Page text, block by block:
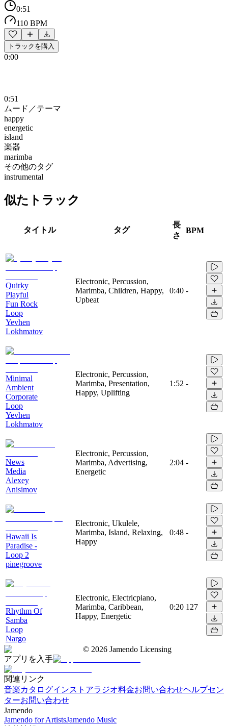
0:51
110 BPM
トラックを購入
0:00
0:51
ムード／テーマ
happy
energetic
island
楽器
marimba
その他のタグ
instrumental
似たトラック
タイトル タグ
長
さ
BPM
Quirky
Playful
Fun Rock
Loop
Yevhen
Lokhmatov
Electronic, Percussion,
Marimba, Children, Happy,
Upbeat
0:40 -
Minimal
Ambient
Corporate
Loop
Yevhen
Lokhmatov
Electronic, Percussion,
Marimba, Presentation,
Happy, Uplifting
1:52 -
News
Media
Alexey
Anisimov
Electronic, Percussion,
Marimba, Advertising,
Energetic
2:04 -
Hawaii Is
Paradise -
Loop 2
pinegroove
Electronic, Ukulele,
Marimba, Island, Relaxing,
Happy
0:48 -
Rhythm Of
Samba
Loop
Nargo
Electronic, Electricpiano,
Marimba, Caribbean,
Happy, Energetic
0:20 127
© 2026 Jamendo Licensing
アプリを入手
関連リンク
音楽カタログインストアラジオ料金お問い合わせヘルプセン
ターお問い合わせ
Jamendo
Jamendo for ArtistsJamendo Music